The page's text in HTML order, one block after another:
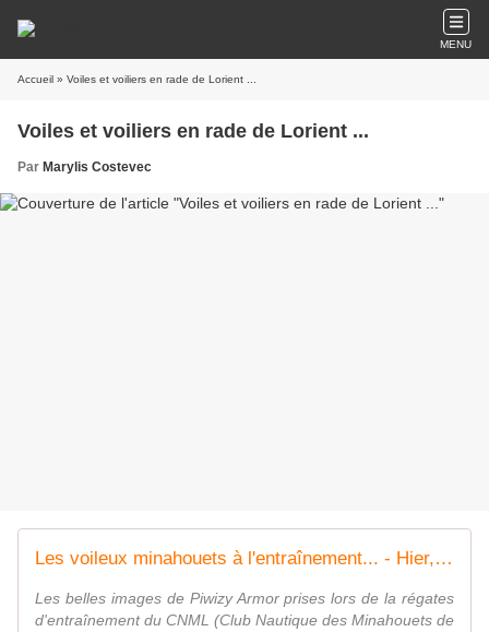
MENU
Accueil » Voiles et voiliers en rade de Lorient ...
Voiles et voiliers en rade de Lorient ...
Par Marylis Costevec
Les voileux minahouets à l'entraînement... - Hier, aujourd'hui, demain à Locmiquélic...
Les belles images de Piwizy Armor prises lors de la régates
d'entraînement du CNML (Club Nautique des Minahouets de